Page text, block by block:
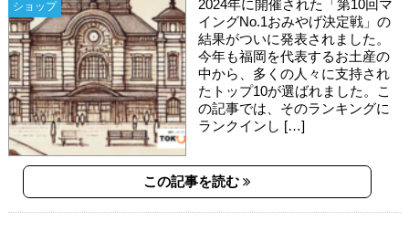
ショップ
2024年に開催された「第10回マ
イングNo.1おみやげ決定戦」の
結果がついに発表されました。
今年も福岡を代表するお土産の
中から、多くの人々に支持され
たトップ10が選ばれました。こ
の記事では、そのランキングに
ランクインし […]
この記事を読む